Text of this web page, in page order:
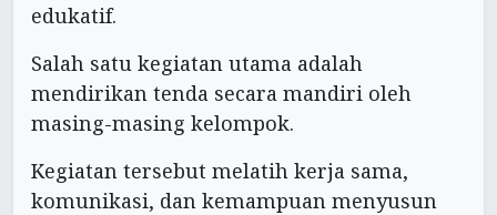
edukatif.
Salah satu kegiatan utama adalah
mendirikan tenda secara mandiri oleh
masing-masing kelompok.
Kegiatan tersebut melatih kerja sama,
komunikasi, dan kemampuan menyusun